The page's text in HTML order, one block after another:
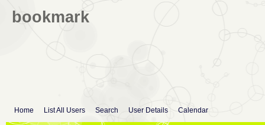
bookmark
Home List All Users Search User Details Calendar